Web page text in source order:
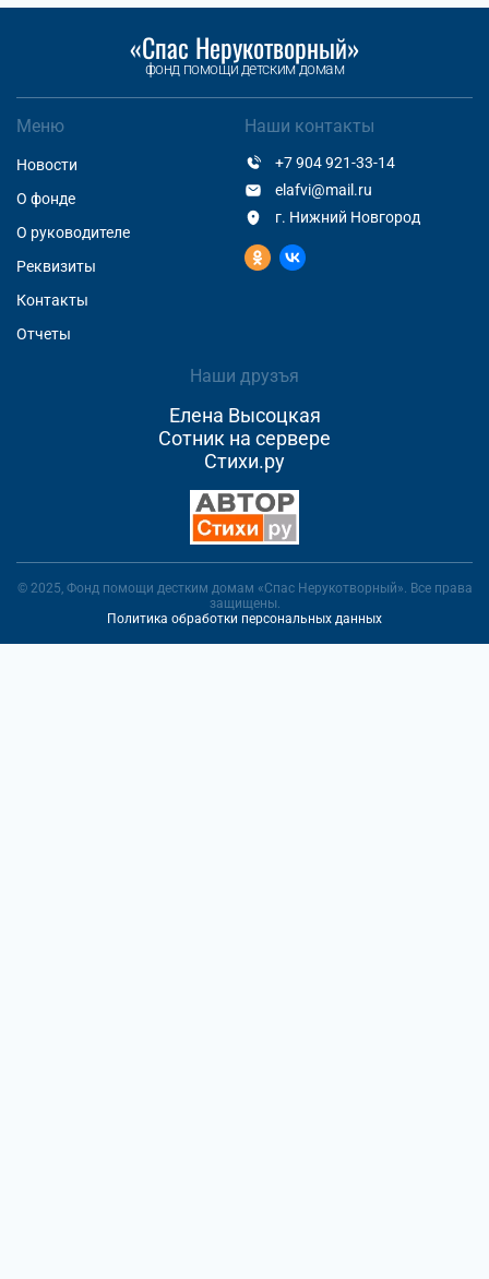
«Спас Нерукотворный»
фонд помощи детским домам
Меню
Новости
О фонде
О руководителе
Реквизиты
Контакты
Отчеты
Наши друзъя
Елена Высоцкая
Сотник на сервере
Стихи.ру
Наши контакты
+7 904 921-33-14
elafvi@mail.ru
г. Нижний Новгород
© 2025, Фонд помощи дестким домам «Спас Нерукотворный». Все права
защищены.
Политика обработки персональных данных